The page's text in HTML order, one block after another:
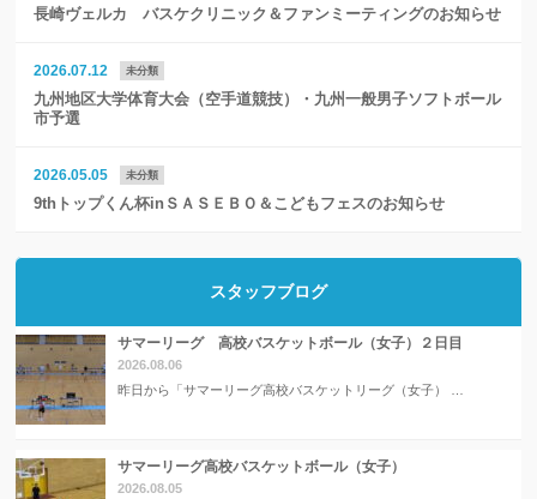
長崎ヴェルカ バスケクリニック＆ファンミーティングのお知らせ
2026.07.12 未分類
九州地区大学体育大会（空手道競技）・九州一般男子ソフトボール
市予選
2026.05.05 未分類
9thトップくん杯inＳＡＳＥＢＯ＆こどもフェスのお知らせ
スタッフブログ
サマーリーグ 高校バスケットボール（女子）２日目
2026.08.06
昨日から「サマーリーグ高校バスケットリーグ（女子） …
サマーリーグ高校バスケットボール（女子）
2026.08.05